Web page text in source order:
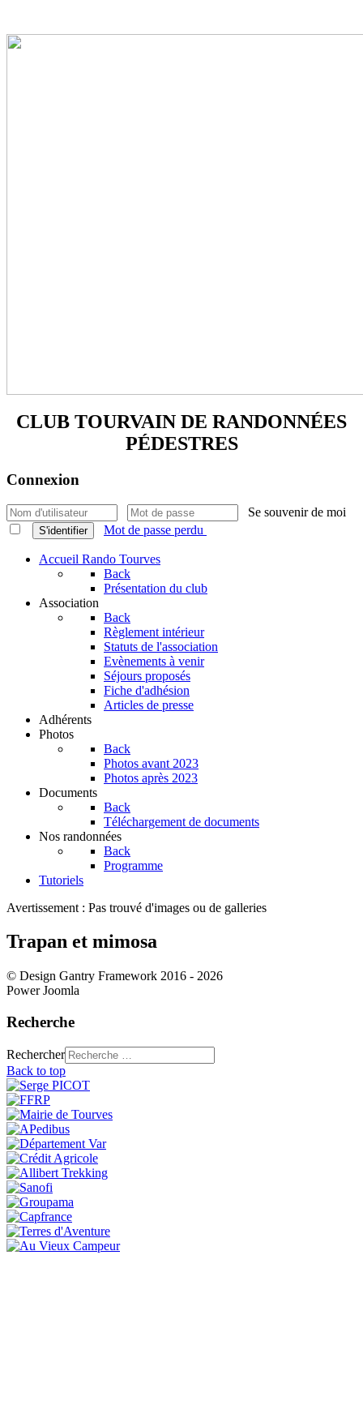
CLUB TOURVAIN DE RANDONNÉES
PÉDESTRES
Connexion
Se souvenir de moi
S'identifier Mot de passe perdu
Accueil Rando Tourves
Back
Présentation du club
Association
Back
Règlement intérieur
Statuts de l'association
Evènements à venir
Séjours proposés
Fiche d'adhésion
Articles de presse
Adhérents
Photos
Back
Photos avant 2023
Photos après 2023
Documents
Back
Téléchargement de documents
Nos randonnées
Back
Programme
Tutoriels
Avertissement : Pas trouvé d'images ou de galleries
Trapan et mimosa
© Design Gantry Framework 2016 - 2026
Power Joomla
Recherche
Rechercher
Back to top